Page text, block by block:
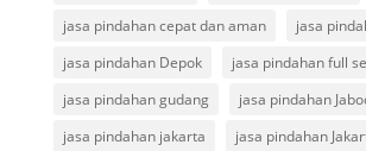
jasa pindahan cepat dan aman
jasa
jasa pindahan Depok
jasa pindahan full
jasa pindahan gudang
jasa pindahan
jasa pindahan jakarta
jasa pindahan